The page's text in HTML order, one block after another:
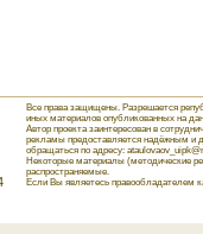
Все права защищены. Разрешается
иных материалов опубликованных на
Автор проекта заинтересован в
рекламы предоставляется надёжным и
обращаться по адресу:
Некоторые материалы (методические
распространяемые.
Если Вы являетесь правообладателем